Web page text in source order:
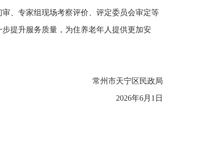
、专家组现场考察评价、评定委员会审定等
提升服务质量，为住养老年人提供更加安
常州市天宁区民政局
2026年6月1日